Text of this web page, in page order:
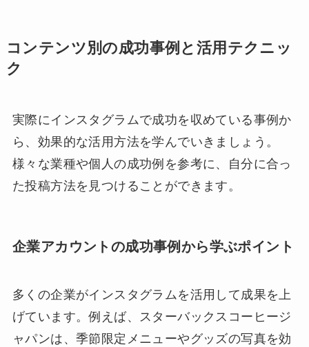
コンテンツ別の成功事例と活用テクニッ
ク
実際にインスタグラムで成功を収めている事例か
ら、効果的な活用方法を学んでいきましょう。
様々な業種や個人の成功例を参考に、自分に合っ
た投稿方法を見つけることができます。
企業アカウントの成功事例から学ぶポイント
多くの企業がインスタグラムを活用して成果を上
げています。例えば、スターバックスコーヒージ
ャパンは、季節限定メニューやグッズの写真を効